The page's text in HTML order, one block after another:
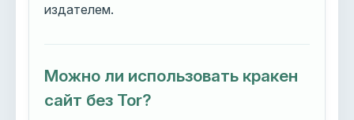
издателем.
Можно ли использовать кракен
сайт без Tor?